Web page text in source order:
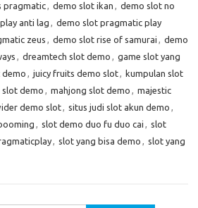
pragmatic, demo slot ikan , demo slot no
anti lag , demo slot pragmatic play
zeus , demo slot rise of samurai , demo
, dreamtech slot demo , game slot yang
demo , juicy fruits demo slot, kumpulan slot
slot demo , mahjong slot demo , majestic
demo slot, situs judi slot akun demo ,
, slot demo duo fu duo cai , slot
, slot yang bisa demo , slot yang